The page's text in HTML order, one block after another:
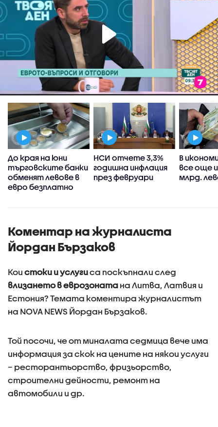
До края на юни
търговските банки
обменят левове в
евро безплатно
НСИ отчете 3,3%
годишна инфлация
през февруари
В
все още
млрд.
Коментар на журналиста
Йордан Бързаков
Кои стоки и услугиса поскъпнали след
влизането в еврозоната на Литва, Латвия и
Естония? Темата коментира журналистът
на NOVA NEWS Йордан Бързаков.
Той посочи, че от миналата седмица вече има
информация за скок на цените на някои услуги
– ресторантьорство, фризьорство,
строителни дейности, ремонт на
автомобили и др.